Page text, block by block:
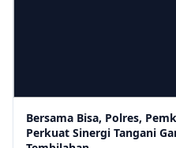
Bersama Bisa, Polres,
Perkuat Sinergi Tangani